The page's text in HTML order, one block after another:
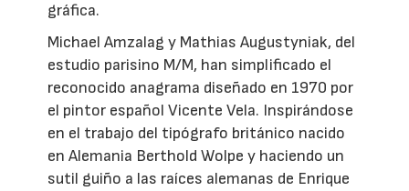
gráfica.
Michael Amzalag y Mathias Augustyniak, del
estudio parisino M/M, han simplificado el
reconocido anagrama diseñado en 1970 por
el pintor español Vicente Vela. Inspirándose
en el trabajo del tipógrafo británico nacido
en Alemania Berthold Wolpe y haciendo un
sutil guiño a las raíces alemanas de Enrique